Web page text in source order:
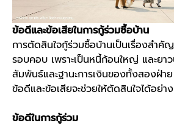
ข้อดีและข้อเสียในการกู้ร่วมซื้อบ้าน
การตัดสินใจกู้ร่วมซื้อบ้านเป็นเรื่องสำ
รอบคอบ เพราะเป็นหนี้ก้อนใหญ่ และยา
สัมพันธ์และฐานะการเงินของทั้งสองฝ่าย
ข้อดีและข้อเสียจะช่วยให้ตัดสินใจได้อย่าง
ข้อดีในการกู้ร่วม